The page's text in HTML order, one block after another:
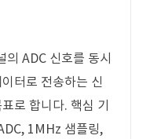
ADC 신호를 동시
터로 전송하는 신
로 합니다. 핵심 기
1MHz 샘플링,